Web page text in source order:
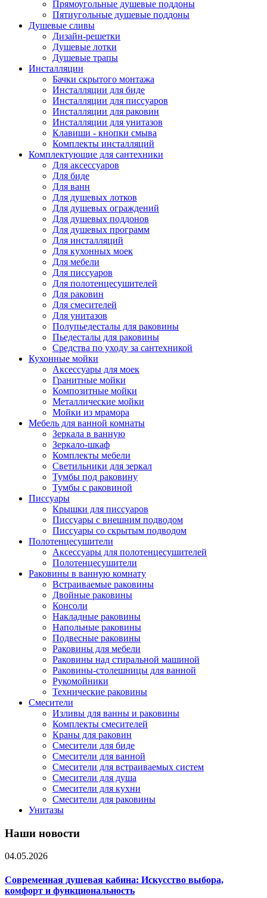
Прямоугольные душевые поддоны
Пятиугольные душевые поддоны
Душевые сливы
Дизайн-решетки
Душевые лотки
Душевые трапы
Инсталляции
Бачки скрытого монтажа
Инсталляции для биде
Инсталляции для писсуаров
Инсталляции для раковин
Инсталляции для унитазов
Клавиши - кнопки смыва
Комплекты инсталляций
Комплектующие для сантехники
Для аксессуаров
Для биде
Для ванн
Для душевых лотков
Для душевых ограждений
Для душевых поддонов
Для душевых программ
Для инсталляций
Для кухонных моек
Для мебели
Для писсуаров
Для полотенцесушителей
Для раковин
Для смесителей
Для унитазов
Полупьедесталы для раковины
Пьедесталы для раковины
Средства по уходу за сантехникой
Кухонные мойки
Аксессуары для моек
Гранитные мойки
Композитные мойки
Металлические мойки
Мойки из мрамора
Мебель для ванной комнаты
Зеркала в ванную
Зеркало-шкаф
Комплекты мебели
Светильники для зеркал
Тумбы под раковину
Тумбы с раковиной
Писсуары
Крышки для писсуаров
Писсуары с внешним подводом
Писсуары со скрытым подводом
Полотенцесушители
Аксессуары для полотенцесушителей
Полотенцесушители
Раковины в ванную комнату
Встраиваемые раковины
Двойные раковины
Консоли
Накладные раковины
Напольные раковины
Подвесные раковины
Раковины для мебели
Раковины над стиральной машиной
Раковины-столешницы для ванной
Рукомойники
Технические раковины
Смесители
Изливы для ванны и раковины
Комплекты смесителей
Краны для раковин
Смесители для биде
Смесители для ванной
Смесители для встраиваемых систем
Смесители для душа
Смесители для кухни
Смесители для раковины
Унитазы
Наши новости
04.05.2026
Современная душевая кабина: Искусство выбора,
комфорт и функциональность